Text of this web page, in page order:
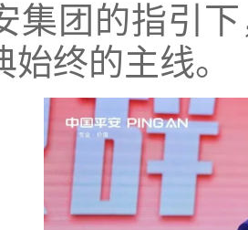
团的指引下
始终的主线。